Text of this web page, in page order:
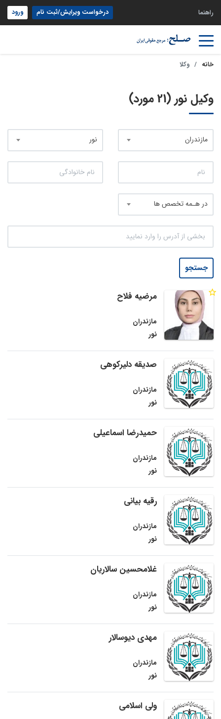
راهنما درخواست ویرایش/ثبت نام ورود
خانه وکلا
وکیل نور (21 مورد)
مازندران نور
در هـمه تخصص ها
جستجو
مرضیه فلاح
مازندران
نور
صدیقه دلیرکوهی
مازندران
نور
حمیدرضا اسماعیلی
مازندران
نور
رقیه بیانی
مازندران
نور
غلامحسین سالاریان
مازندران
نور
مهدی دیوسالار
مازندران
نور
ولی اسلامی